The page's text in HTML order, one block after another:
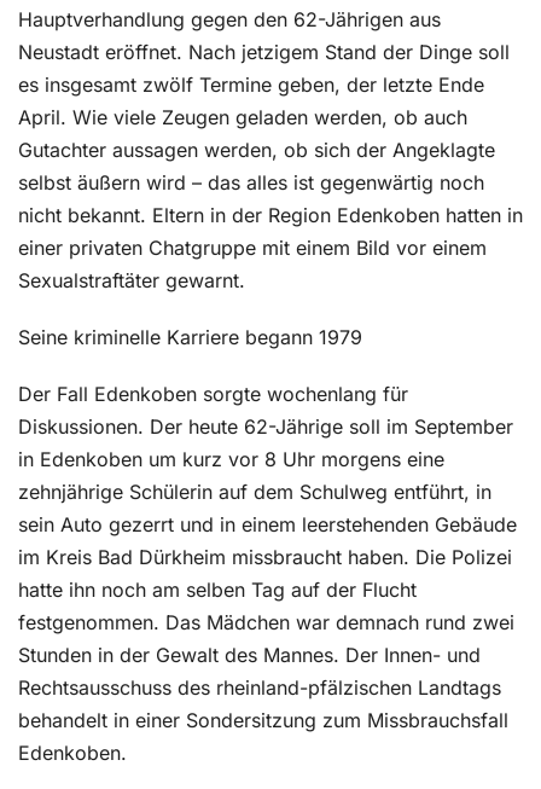
Hauptverhandlung gegen den 62-Jährigen aus
Neustadt eröffnet. Nach jetzigem Stand der Dinge soll
es insgesamt zwölf Termine geben, der letzte Ende
April. Wie viele Zeugen geladen werden, ob auch
Gutachter aussagen werden, ob sich der Angeklagte
selbst äußern wird – das alles ist gegenwärtig noch
nicht bekannt. Eltern in der Region Edenkoben hatten in
einer privaten Chatgruppe mit einem Bild vor einem
Sexualstraftäter gewarnt.
Seine kriminelle Karriere begann 1979
Der Fall Edenkoben sorgte wochenlang für
Diskussionen. Der heute 62-Jährige soll im September
in Edenkoben um kurz vor 8 Uhr morgens eine
zehnjährige Schülerin auf dem Schulweg entführt, in
sein Auto gezerrt und in einem leerstehenden Gebäude
im Kreis Bad Dürkheim missbraucht haben. Die Polizei
hatte ihn noch am selben Tag auf der Flucht
festgenommen. Das Mädchen war demnach rund zwei
Stunden in der Gewalt des Mannes. Der Innen- und
Rechtsausschuss des rheinland-pfälzischen Landtags
behandelt in einer Sondersitzung zum Missbrauchsfall
Edenkoben.